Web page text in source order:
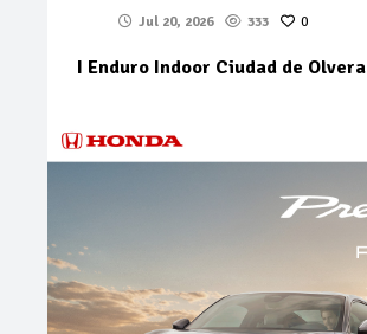
Jul 20, 2026 333 0
I Enduro Indoor Ciudad de Olvera